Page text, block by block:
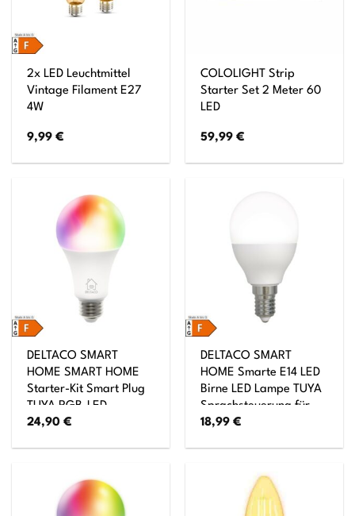
2x LED Leuchtmittel
Vintage Filament E27
4W
9,99€
COLOLIGHT Strip
Starter Set 2 Meter 60
LED
59,99€
DELTACO SMART
HOME SMART HOME
Starter-Kit Smart Plug
TUYA RGB-LED-
Leuchten
24,90€
DELTACO SMART
HOME Smarte E14 LED
Birne LED Lampe TUYA
Sprachsteuerung für
E14 Sockel
18,99€